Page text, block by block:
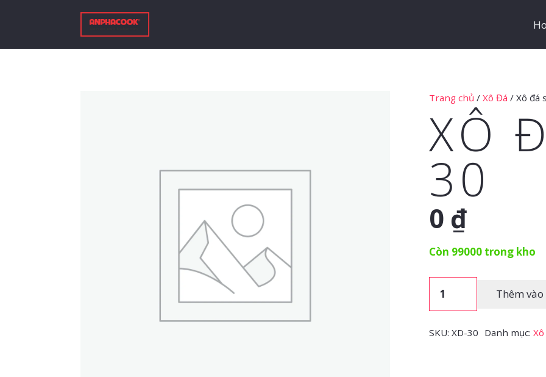
Trang chủ /Xô Đá / Xô đá
XÔ
30
0 ₫
Còn 99000 trong kho
30
Thêm
SKU:XD-30 Danh mục: